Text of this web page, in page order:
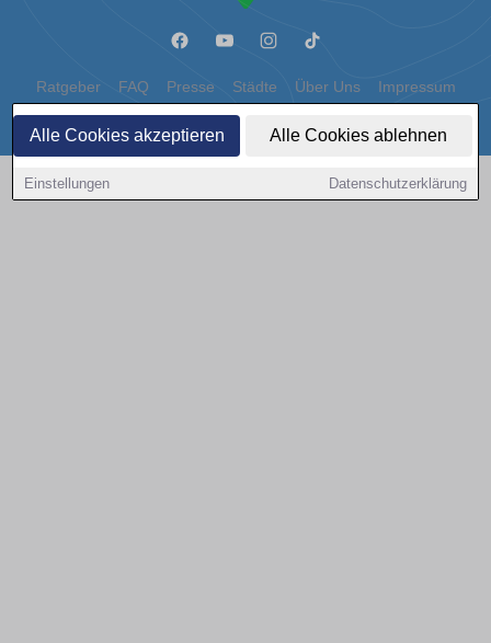
Alle Cookies akzeptieren Alle Cookies ablehnen
Einstellungen Datenschutzerklärung
Ratgeber FAQ Presse Städte Über Uns Impressum
Datenschutz Cookies
Copyright © 2000 - 2026 | 1A Infosysteme GmbH | Content by: 1a-sites-autos